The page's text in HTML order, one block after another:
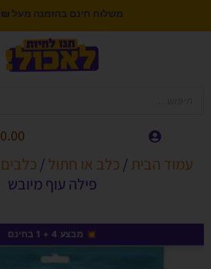
משלוח חינם בהזמנה מעל 150₪
0.00
עמוד הבית / כלב או חתול / כלבים
פילה עוף מיובש
💥 מבצע 4 + 1 בחינם